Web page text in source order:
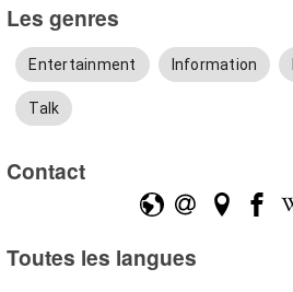
Les genres
Entertainment Information
Talk
Contact
Toutes les langues